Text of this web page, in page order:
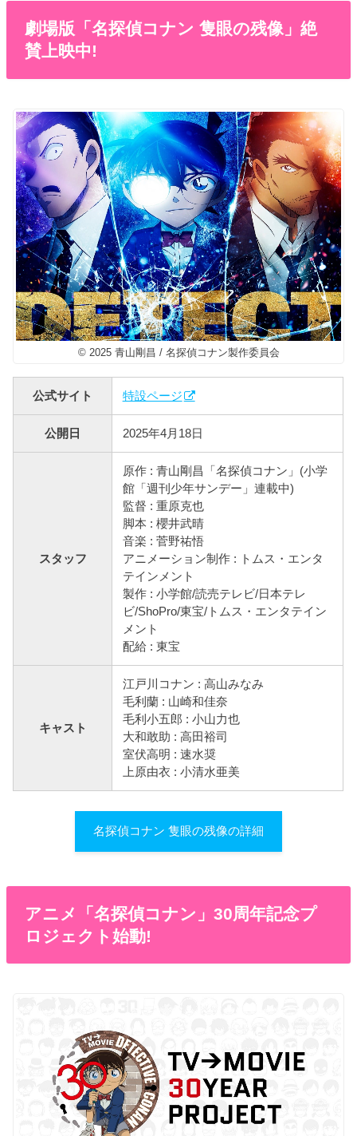
劇場版「名探偵コナン 隻眼の残像」絶
賛上映中!
© 2025 青山剛昌 / 名探偵コナン製作委員会
公式サイト 特設ページ
公開日 2025年4月18日
スタッフ
原作 : 青山剛昌「名探偵コナン」(小学
館「週刊少年サンデー」連載中)
監督 : 重原克也
脚本 : 櫻井武晴
音楽 : 菅野祐悟
アニメーション制作 : トムス・エンタ
テインメント
製作 : 小学館/読売テレビ/日本テレ
ビ/ShoPro/東宝/トムス・エンタテイン
メント
配給 : 東宝
キャスト
江戸川コナン : 高山みなみ
毛利蘭 : 山崎和佳奈
毛利小五郎 : 小山力也
大和敢助 : 高田裕司
室伏高明 : 速水奨
上原由衣 : 小清水亜美
名探偵コナン 隻眼の残像の詳細
アニメ「名探偵コナン」30周年記念プ
ロジェクト始動!